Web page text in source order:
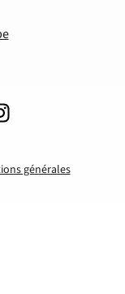
générales